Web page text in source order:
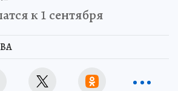
к 1 сентября